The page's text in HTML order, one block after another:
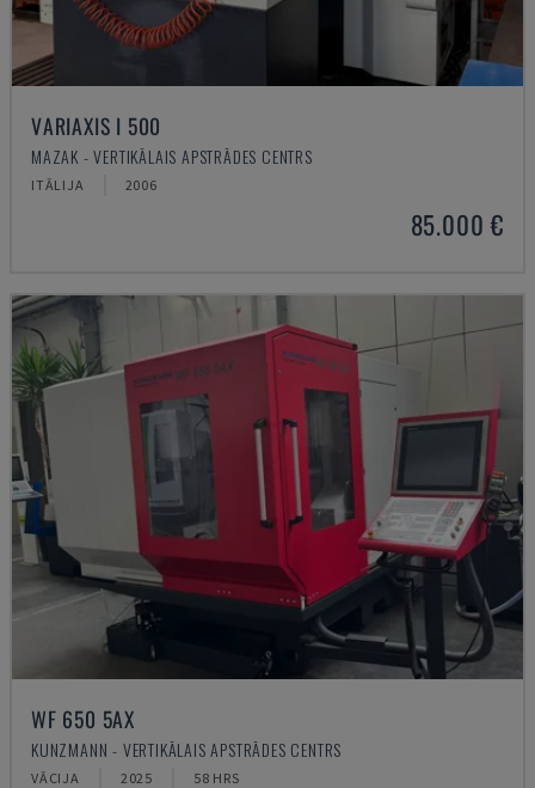
VARIAXIS I 500
MAZAK - VERTIKĀLAIS APSTRĀDES CENTRS
ITĀLIJA 2006
85.000 €
WF 650 5AX
KUNZMANN - VERTIKĀLAIS APSTRĀDES CENTRS
VĀCIJA 2025 58 HRS